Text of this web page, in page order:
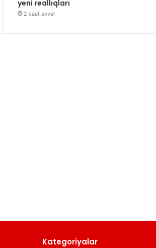
yeni reallıqları
2 saat əvvəl
Kategoriyalar